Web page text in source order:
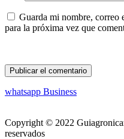
Guarda mi nombre, correo
para la próxima vez que
whatsapp Business
Copyright © 2022
reservados